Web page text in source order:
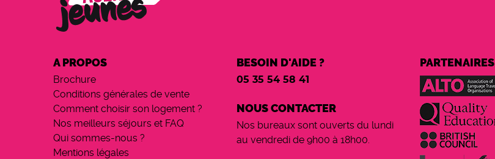
A PROPOS
Brochure
Conditions générales de vente
Comment choisir son logement ?
Nos meilleurs séjours et FAQ
Qui sommes-nous ?
Mentions légales
BESOIN D'AIDE ?
05 35 54 58 41
NOUS CONTACTER
Nos bureaux sont ouverts du lundi
au vendredi de 9h00 à 18h00.
PARTENAIRES